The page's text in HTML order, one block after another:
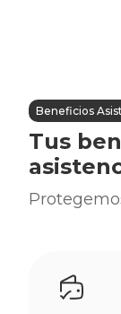
Beneficios
Tus